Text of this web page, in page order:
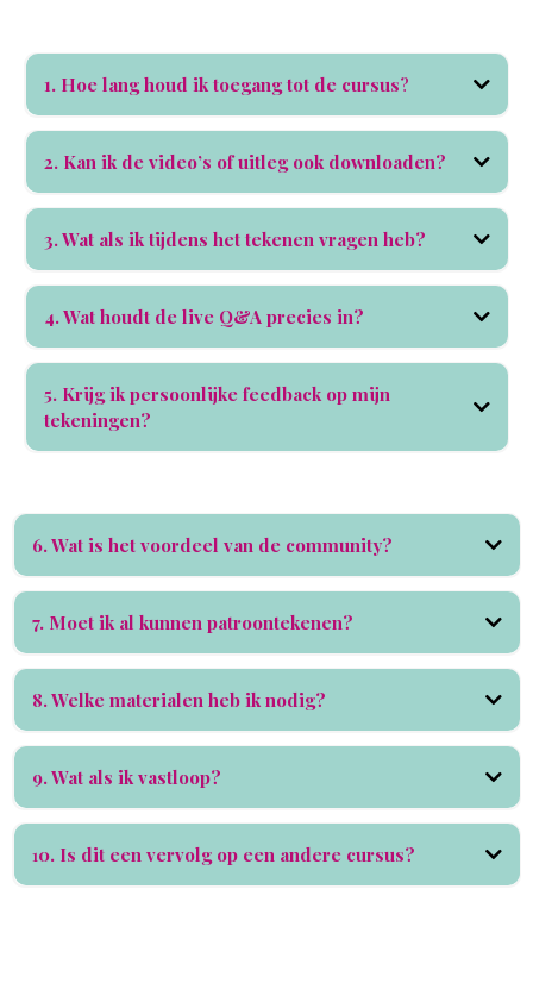
1. Hoe lang houd ik toegang tot de cursus?
2. Kan ik de video’s of uitleg ook downloaden?
3. Wat als ik tijdens het tekenen vragen heb?
4. Wat houdt de live Q&A precies in?
5. Krijg ik persoonlijke feedback op mijn
tekeningen?
6. Wat is het voordeel van de community?
7. Moet ik al kunnen patroontekenen?
moeilijk is
8. Welke materialen heb ik nodig?
9. Wat als ik vastloop?
10. Is dit een vervolg op een andere cursus?